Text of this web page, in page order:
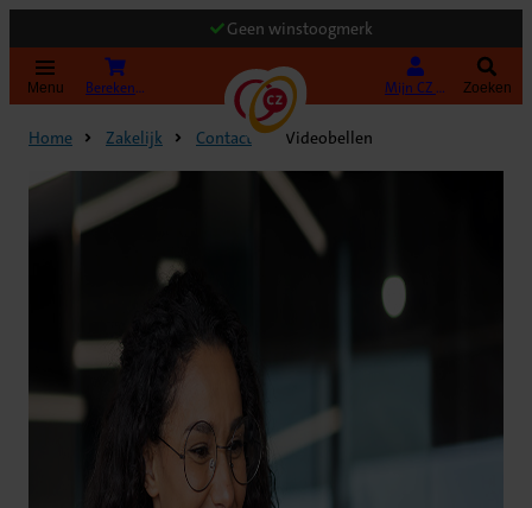
Geen winstoogmerk
Menu Bereken uw premie Mijn CZ Zakelijk Zoeken
Home Zakelijk Contact Videobellen